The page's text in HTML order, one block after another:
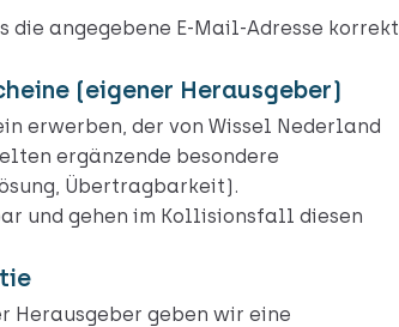
angegebene E-Mail-Adresse korrekt
(eigener Herausgeber)
erwerben, der von Wissel Nederland
ergänzende besondere
Übertragbarkeit).
und gehen im Kollisionsfall diesen
Herausgeber geben wir eine